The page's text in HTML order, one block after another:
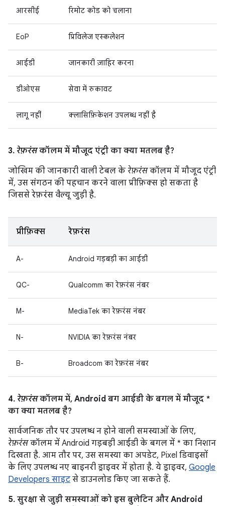
आरसीई रिमोट कोड को चलाना
EoP प्रिविलेज एस्कलेशन
आईडी जानकारी ज़ाहिर करना
डीओएस सेवा में रुकावट
लागू नहीं क्लासिफ़िकेशन उपलब्ध नहीं है
3. रेफ़रंसकॉलम में मौजूद एंट्री का क्या मतलब है?
जोखिम की जानकारी वाली टेबल के रेफ़रंसकॉलम में मौजूद एंट्री
में, उस संगठन की पहचान करने वाला प्रीफ़िक्स हो सकता है
जिससे रेफ़रंस वैल्यू जुड़ी है.
प्रीफ़िक्स रेफ़रंस
A- Android गड़बड़ी का आईडी
QC- Qualcomm का रेफ़रंस नंबर
M- MediaTek का रेफ़रंस नंबर
N- NVIDIA का रेफ़रंस नंबर
B- Broadcom का रेफ़रंस नंबर
4. रेफ़रंसकॉलम में, Android बग आईडी के बगल में मौजूद *
का क्या मतलब है?
सार्वजनिक तौर पर उपलब्ध न होने वाली समस्याओं के लिए,
रेफ़रंसकॉलम में Android गड़बड़ी आईडी के बगल में * का निशान
दिखता है. आम तौर पर, उस समस्या का अपडेट, Pixel डिवाइसों
के लिए उपलब्ध नए बाइनरी ड्राइवर में होता है. ये ड्राइवर, Google
Developers साइट से डाउनलोड किए जा सकते हैं.
5. सुरक्षा से जुड़ी समस्याओं को इस बुलेटिन और Android